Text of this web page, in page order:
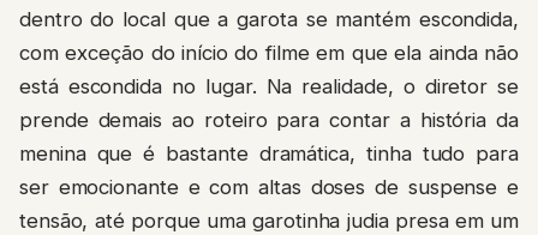
dentro do local que a garota se mantém escondida,
com exceção do início do filme em que ela ainda não
está escondida no lugar. Na realidade, o diretor se
prende demais ao roteiro para contar a história da
menina que é bastante dramática, tinha tudo para
ser emocionante e com altas doses de suspense e
tensão, até porque uma garotinha judia presa em um